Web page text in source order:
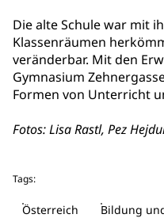
Die alte Schule war mit
Klassenräumen
veränderbar. Mit den
Gymnasium
Formen von Unterricht
Fotos: Lisa Rastl, Pez
Tags:
Österreich Bildung